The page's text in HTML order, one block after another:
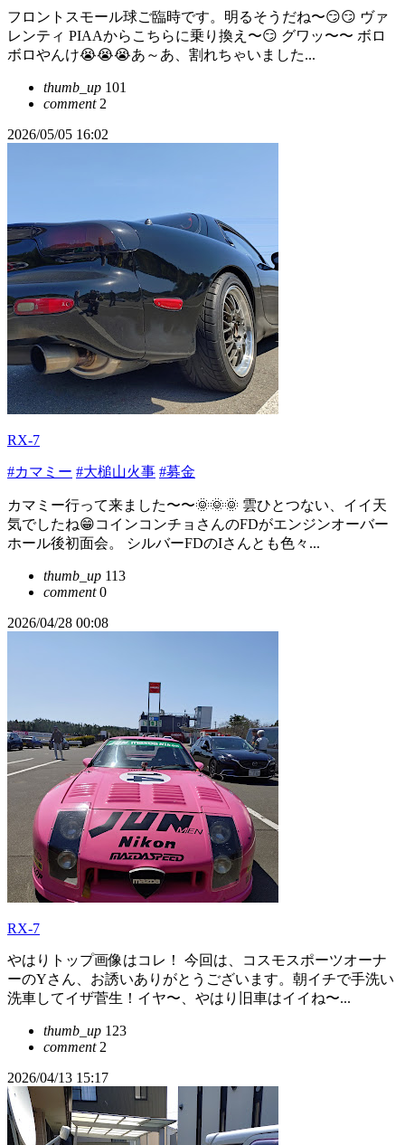
フロントスモール球ご臨時です。明るそうだね〜😏😏 ヴァ
レンティ PIAAからこちらに乗り換え〜😏 グワッ〜〜 ボロ
ボロやんけ😭😭😭あ～あ、割れちゃいました...
thumb_up 101
comment2
2026/05/05 16:02
RX-7
#カマミー #大槌山火事 #募金
カマミー行って来ました〜〜🌞🌞🌞 雲ひとつない、イイ天
気でしたね😁コインコンチョさんのFDがエンジンオーバー
ホール後初面会。 シルバーFDのIさんとも色々...
thumb_up 113
comment0
2026/04/28 00:08
RX-7
やはりトップ画像はコレ！ 今回は、コスモスポーツオーナ
ーのYさん、お誘いありがとうございます。朝イチで手洗い
洗車してイザ菅生！イヤ〜、やはり旧車はイイね〜...
thumb_up 123
comment2
2026/04/13 15:17